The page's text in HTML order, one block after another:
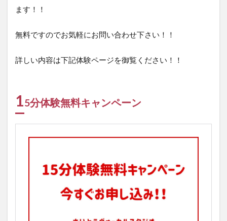
ます！！
無料ですのでお気軽にお問い合わせ下さい！！
詳しい内容は下記体験ページを御覧ください！！
15分体験無料キャンペーン